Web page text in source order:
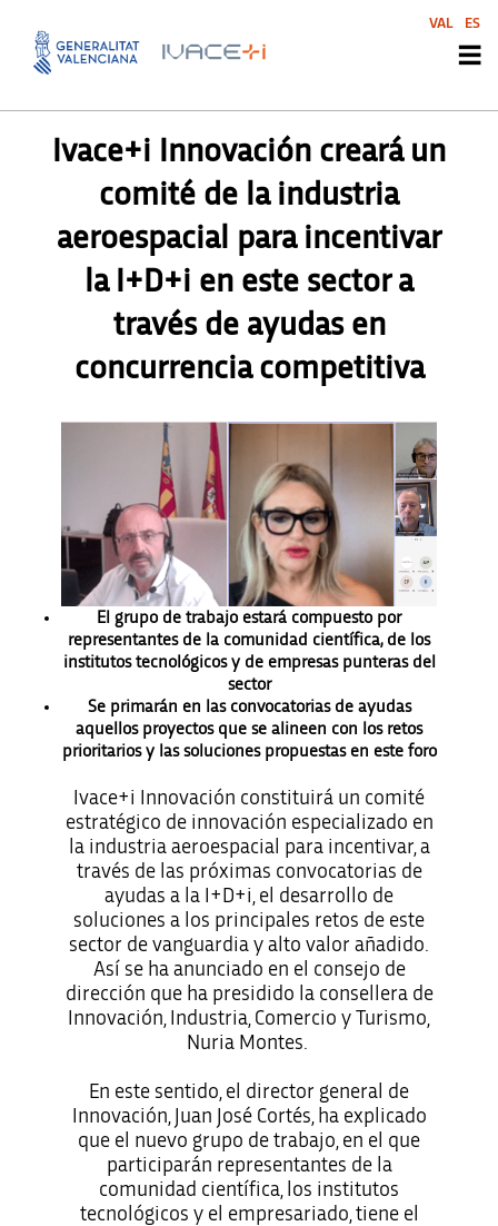
PRENSA , PRENSA
Ivace+i Innovación creará un
comité de la industria
aeroespacial para incentivar
la I+D+i en este sector a
través de ayudas en
concurrencia competitiva
El grupo de trabajo estará compuesto por
representantes de la comunidad científica, de los
institutos tecnológicos y de empresas punteras del
sector
Se primarán en las convocatorias de ayudas
aquellos proyectos que se alineen con los retos
prioritarios y las soluciones propuestas en este foro
Ivace+i Innovación constituirá un comité
estratégico de innovación especializado en
la industria aeroespacial para incentivar, a
través de las próximas convocatorias de
ayudas a la I+D+i, el desarrollo de
soluciones a los principales retos de este
sector de vanguardia y alto valor añadido.
Así se ha anunciado en el consejo de
dirección que ha presidido la consellera de
Innovación, Industria, Comercio y Turismo,
Nuria Montes.
En este sentido, el director general de
Innovación, Juan José Cortés, ha explicado
que el nuevo grupo de trabajo, en el que
participarán representantes de la
comunidad científica, los institutos
tecnológicos y el empresariado, tiene el
VAL ES